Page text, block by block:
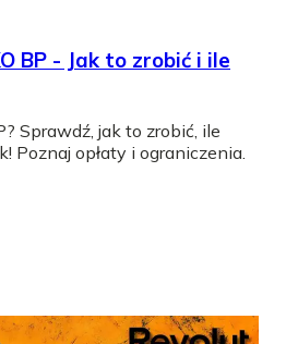
BP - Jak to zrobić i ile
Sprawdź, jak to zrobić, ile
Poznaj opłaty i ograniczenia.